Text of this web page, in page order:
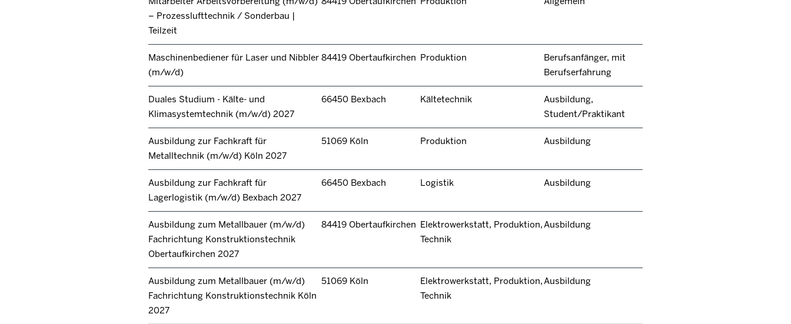
– Prozesslufttechnik / Sonderbau |
Teilzeit
Maschinenbediener für Laser und Nibbler
(m/w/d)
84419 Obertaufkirchen Produktion
Berufsanfänger, mit
Berufserfahrung
Duales Studium - Kälte- und
Klimasystemtechnik (m/w/d) 2027
66450 Bexbach Kältetechnik
Ausbildung,
Student/Praktikant
Ausbildung zur Fachkraft für
Metalltechnik (m/w/d) Köln 2027
51069 Köln Produktion Ausbildung
Ausbildung zur Fachkraft für
Lagerlogistik (m/w/d) Bexbach 2027
66450 Bexbach Logistik Ausbildung
Ausbildung zum Metallbauer (m/w/d)
Fachrichtung Konstruktionstechnik
Obertaufkirchen 2027
84419 Obertaufkirchen Elektrowerkstatt, Produktion,
Technik
Ausbildung
Ausbildung zum Metallbauer (m/w/d)
Fachrichtung Konstruktionstechnik Köln
2027
51069 Köln
Elektrowerkstatt, Produktion,
Technik
Ausbildung